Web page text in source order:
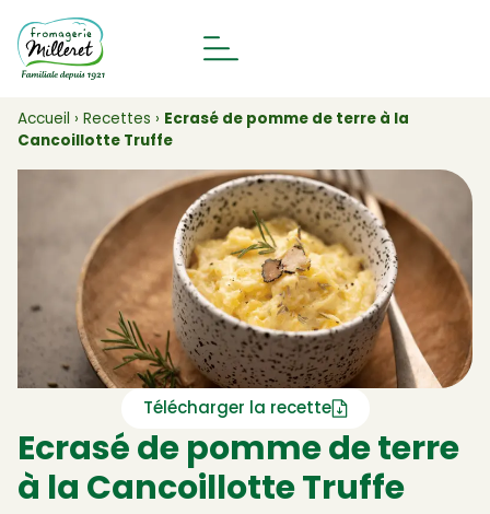
Accueil › Recettes › Ecrasé de pomme de terre à la
Cancoillotte Truffe
Télécharger la recette
Ecrasé de pomme de terre
à la Cancoillotte Truffe